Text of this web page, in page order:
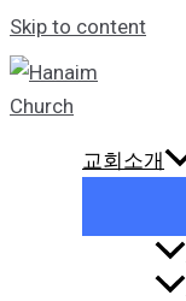
Skip to content
교회소개